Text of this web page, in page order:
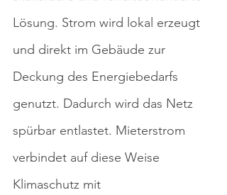
Lösung. Strom wird lokal erzeugt
und direkt im Gebäude zur
Deckung des Energiebedarfs
genutzt. Dadurch wird das Netz
spürbar entlastet. Mieterstrom
verbindet auf diese Weise
Klimaschutz mit